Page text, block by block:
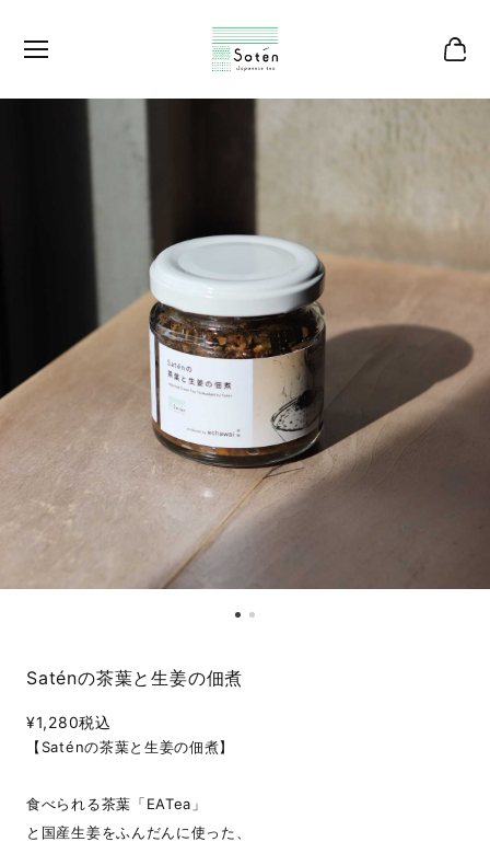
Saténの茶葉と生姜の佃煮
¥1,280税込
【Saténの茶葉と生姜の佃煮】
食べられる茶葉「EATea」
と国産生姜をふんだんに使った、